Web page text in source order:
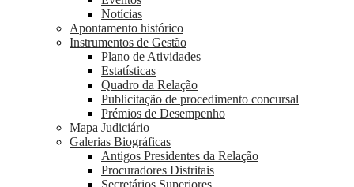
Notícias
Apontamento histórico
Instrumentos de Gestão
Plano de Atividades
Estatísticas
Quadro da Relação
Publicitação de procedimento concursal
Prémios de Desempenho
Mapa Judiciário
Galerias Biográficas
Antigos Presidentes da Relação
Procuradores Distritais
Secretários Superiores